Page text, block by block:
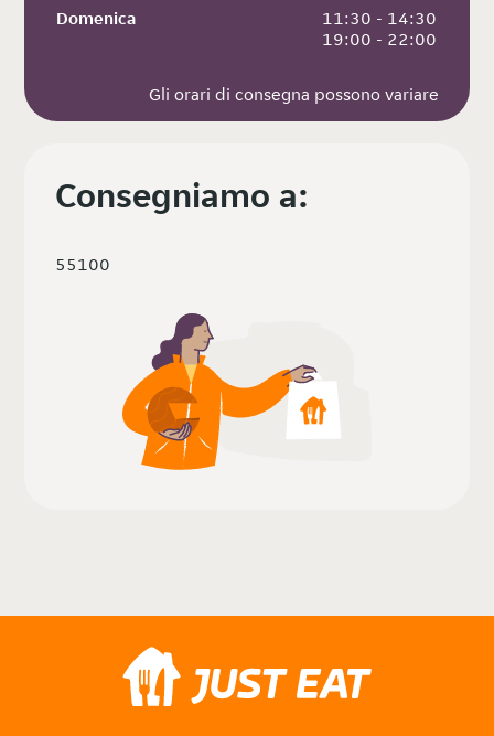
Domenica
11:30 - 14:30
19:00 - 22:00
Gli orari di consegna possono variare
Consegniamo a:
55100